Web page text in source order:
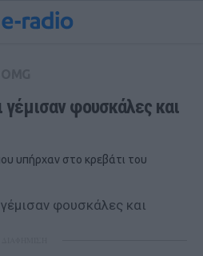
γέμισαν φουσκάλες και
υπήρχαν στο κρεβάτι του